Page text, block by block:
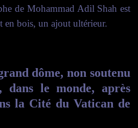
de Mohammad Adil Shah est
en bois, un ajout ultérieur.
dôme, non soutenu
dans le monde, après
la Cité du Vatican de